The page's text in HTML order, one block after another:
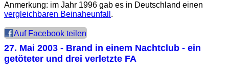
Anmerkung: im Jahr 1996 gab es in Deutschland einen
vergleichbaren Beinaheunfall .
Auf Facebook teilen
27. Mai 2003 - Brand in einem Nachtclub - ein
getöteter und drei verletzte FA